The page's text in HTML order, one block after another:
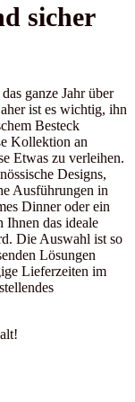
sicher
ganze Jahr über
ist es wichtig, ihn
Besteck
Kollektion an
Etwas zu verleihen.
Designs,
Ausführungen in
Dinner oder ein
Ihnen das ideale
Die Auswahl ist so
Lösungen
Lieferzeiten im